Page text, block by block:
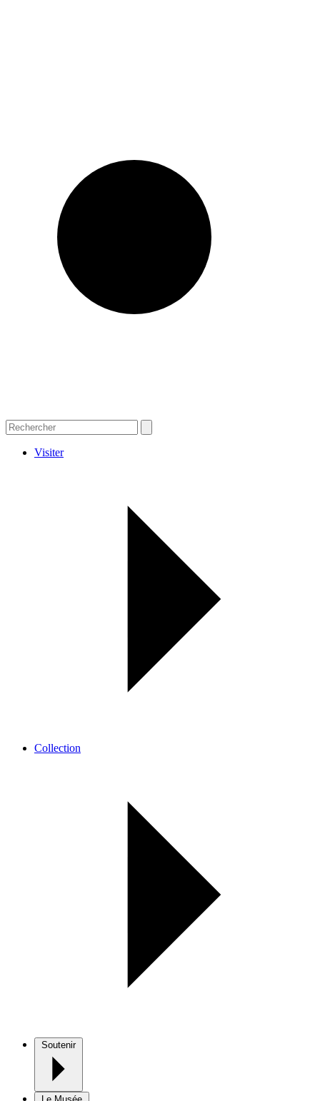
Visiter
Collection
Soutenir